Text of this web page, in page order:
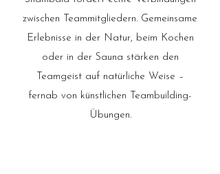
zwischen Teammitgliedern. Gemeinsame
Erlebnisse in der Natur, beim Kochen
oder in der Sauna stärken den
Teamgeist auf natürliche Weise –
fernab von künstlichen Teambuilding-
Übungen.